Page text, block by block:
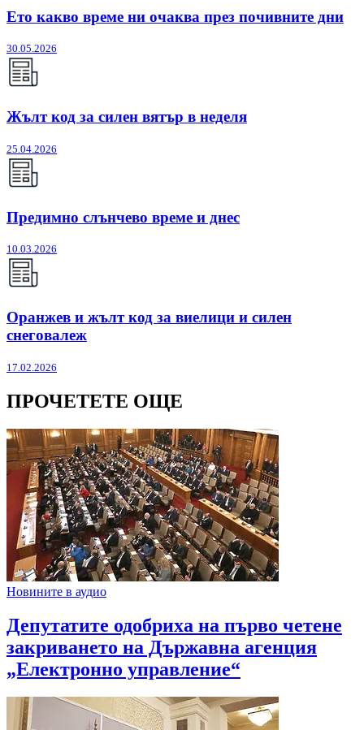
Ето какво време ни очаква през почивните дни
30.05.2026
Жълт код за силен вятър в неделя
25.04.2026
Предимно слънчево време и днес
10.03.2026
Оранжев и жълт код за виелици и силен
снеговалеж
17.02.2026
ПРОЧЕТЕТЕ ОЩЕ
Новините в аудио
Депутатите одобриха на първо четене
закриването на Държавна агенция
„Електронно управление“